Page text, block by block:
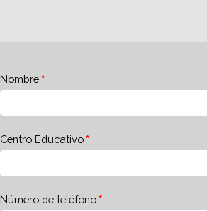
Nombre
Centro Educativo
Número de teléfono